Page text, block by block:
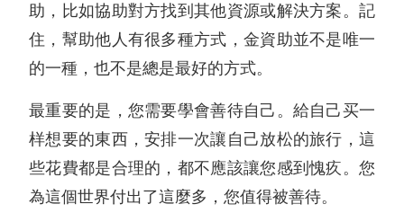
助，比如協助對方找到其他資源或解決方案。記
住，幫助他人有很多種方式，金資助並不是唯一
的一種，也不是總是最好的方式。
最重要的是，您需要學會善待自己。給自己买一
样想要的東西，安排一次讓自己放松的旅行，這
些花費都是合理的，都不應該讓您感到愧疚。您
為這個世界付出了這麼多，您值得被善待。